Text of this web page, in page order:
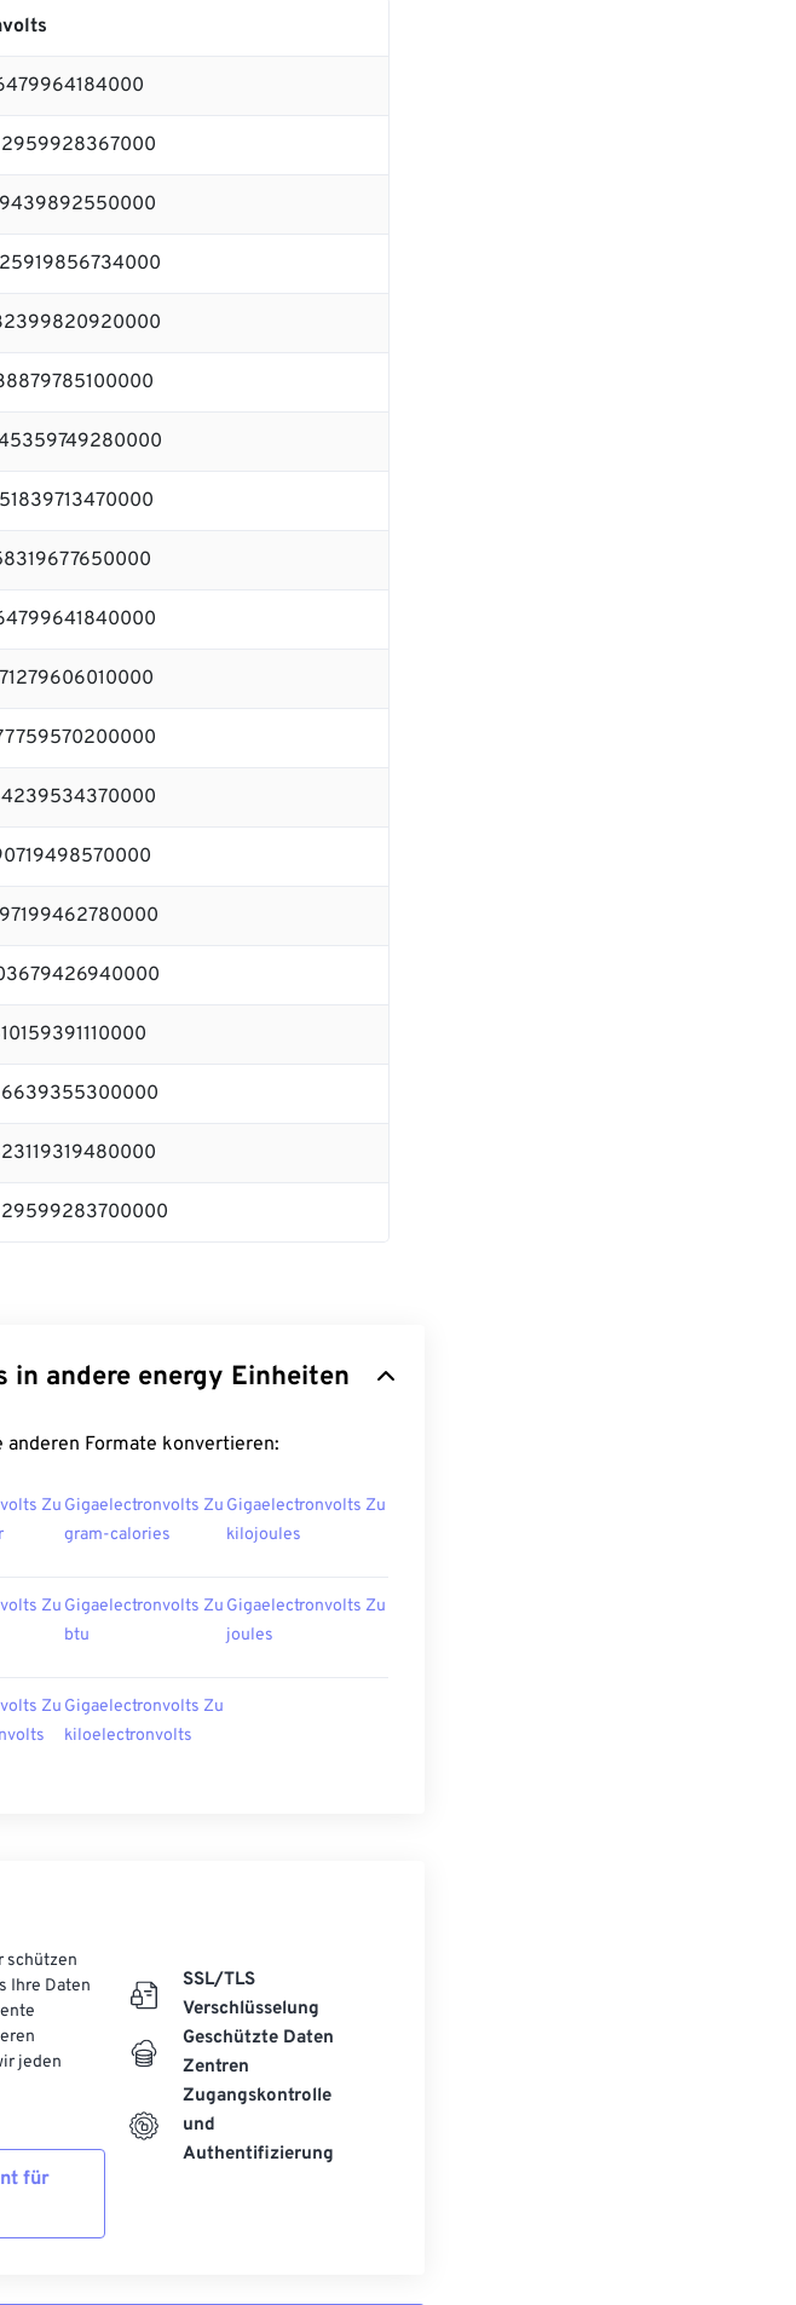
in andere energy Einheiten
anderen Formate konvertieren:
Zu Gigaelectronvolts Zu
gram-calories
Gigaelectronvolts Zu
kilojoules
Zu Gigaelectronvolts Zu
btu
Gigaelectronvolts Zu
joules
Zu Gigaelectronvolts Zu
kiloelectronvolts
schützen
Ihre Daten
jeden
für
SSL/TLS
Verschlüsselung
Geschützte Daten
Zentren
Zugangskontrolle
und
Authentifizierung